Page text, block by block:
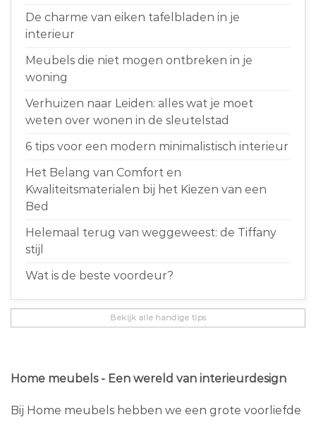
De charme van eiken tafelbladen in je
interieur
Meubels die niet mogen ontbreken in je
woning
Verhuizen naar Leiden: alles wat je moet
weten over wonen in de sleutelstad
6 tips voor een modern minimalistisch interieur
Het Belang van Comfort en
Kwaliteitsmaterialen bij het Kiezen van een
Bed
Helemaal terug van weggeweest: de Tiffany
stijl
Wat is de beste voordeur?
Bekijk alle handige tips
Home meubels - Een wereld van interieurdesign
Bij Home meubels hebben we een grote voorliefde